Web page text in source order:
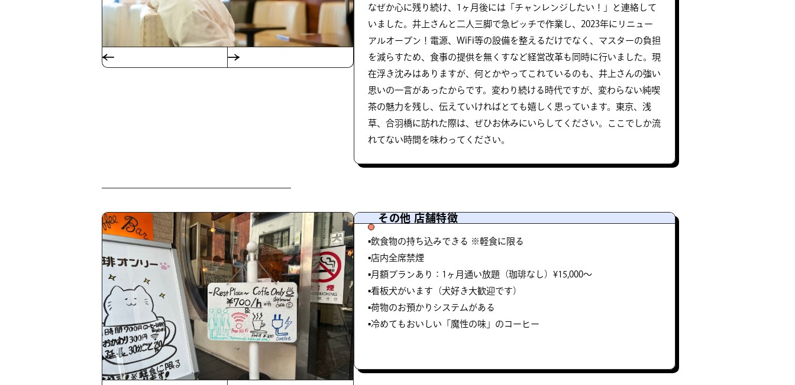
なぜか心に残り続け、1ヶ月後には「チャンレンジしたい！」と連絡して
いました。井上さんと二人三脚で急ピッチで作業し、2023年にリニュー
アルオープン！電源、WiFi等の設備を整えるだけでなく、マスターの負担
を減らすため、食事の提供を無くすなど経営改革も同時に行いました。現
在浮き沈みはありますが、何とかやってこれているのも、井上さんの強い
思いの一言があったからです。変わり続ける時代ですが、変わらない純喫
茶の魅力を残し、伝えていければとても嬉しく思っています。東京、浅
草、合羽橋に訪れた際は、ぜひお休みにいらしてください。ここでしか流
れてない時間を味わってください。
その他 店舗特徴
▪️飲食物の持ち込みできる ※軽食に限る
▪️店内全席禁煙
▪️月額プランあり：1ヶ月通い放題（珈琲なし）¥15,000〜
▪️看板犬がいます（犬好き大歓迎です）
▪️荷物のお預かりシステムがある
▪️冷めてもおいしい「魔性の味」のコーヒー